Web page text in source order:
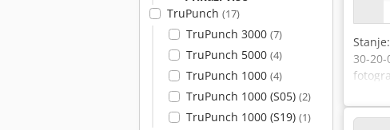
TruPunch (17)
TruPunch 3000 (7)
TruPunch 5000 (4)
TruPunch 1000 (4)
TruPunch 1000 (S05) (2)
TruPunch 1000 (S19) (1)
Stanje:
30-